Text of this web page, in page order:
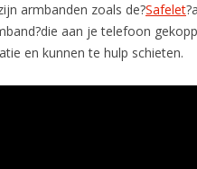
armbanden zoals de?Safelet
aan je telefoon
en kunnen te hulp schieten.